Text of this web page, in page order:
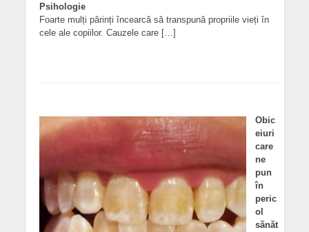
Psihologie
Foarte mulți părinți încearcă să transpună propriile vieți în
cele ale copiilor. Cauzele care […]
Obic
eiuri
care
ne
pun
în
peric
ol
sănăt